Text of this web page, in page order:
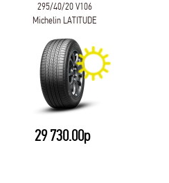
295/40/20 V106
Michelin LATITUDE
29 730.00р